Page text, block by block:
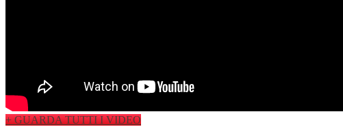
+ GUARDA TUTTI I VIDEO